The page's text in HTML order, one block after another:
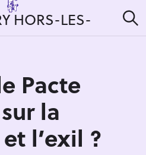
HORS-LES-
e
Pacte
la
l’exil ?